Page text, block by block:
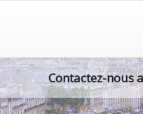
Contactez-nous